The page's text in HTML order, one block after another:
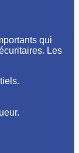
qui
Les